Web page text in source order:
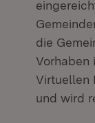
die
Vorhaben
Virtuellen
und wird